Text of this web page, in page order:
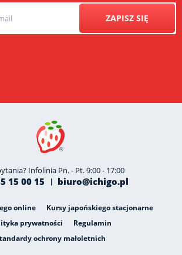
ZAPISZ SIĘ
Infolinia Pn. - Pt. 9:00 - 17:00
15 00 15 biuro@ichigo.pl
online
Kursy japońskiego stacjonarne
prywatności
Regulamin
ochrony małoletnich